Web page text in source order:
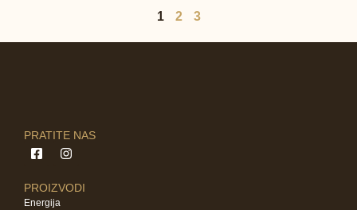
1 2 3
PRATITE NAS
PROIZVODI
Energija